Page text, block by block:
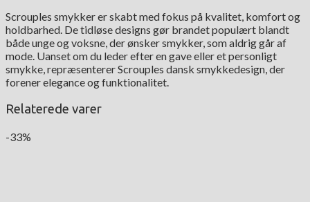
Scrouples smykker er skabt med fokus på kvalitet, komfort og
holdbarhed. De tidløse designs gør brandet populært blandt
både unge og voksne, der ønsker smykker, som aldrig går af
mode. Uanset om du leder efter en gave eller et personligt
smykke, repræsenterer Scrouples dansk smykkedesign, der
forener elegance og funktionalitet.
Relaterede varer
-33%